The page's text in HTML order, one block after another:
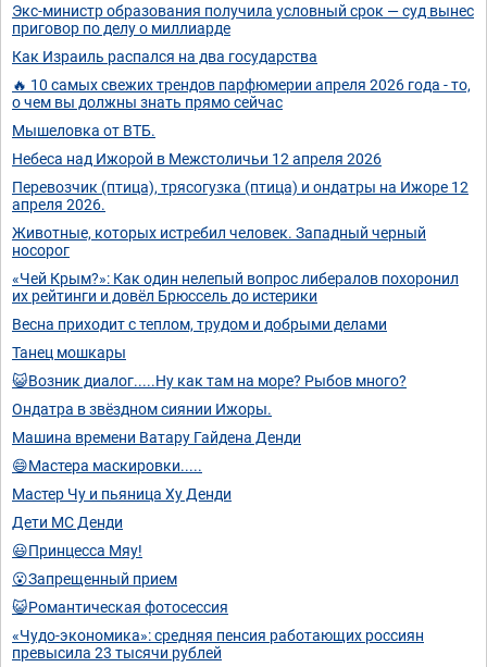
Экс-министр образования получила условный срок — суд вынес
приговор по делу о миллиарде
Как Израиль распался на два государства
🔥 10 самых свежих трендов парфюмерии апреля 2026 года - то,
о чем вы должны знать прямо сейчас
Мышеловка от ВТБ.
Небеса над Ижорой в Межстоличьи 12 апреля 2026
Перевозчик (птица), трясогузка (птица) и ондатры на Ижоре 12
апреля 2026.
Животные, которых истребил человек. Западный черный
носорог
«Чей Крым?»: Как один нелепый вопрос либералов похоронил
их рейтинги и довёл Брюссель до истерики
Весна приходит с теплом, трудом и добрыми делами
Танец мошкары
😺Возник диалог.....Ну как там на море? Рыбов много?
Ондатра в звёздном сиянии Ижоры.
Машина времени Ватару Гайдена Денди
😄Мастера маскировки.....
Мастер Чу и пьяница Ху Денди
Дети MC Денди
😃Принцесса Мяу!
😮Запрещенный прием
😺Романтическая фотосессия
«Чудо-экономика»: средняя пенсия работающих россиян
превысила 23 тысячи рублей